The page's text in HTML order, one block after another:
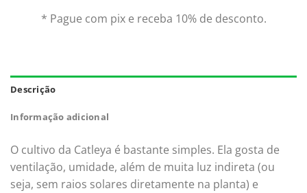
* Pague com pix e receba 10% de desconto.
Descrição
Informação adicional
O cultivo da Catleya é bastante simples. Ela gosta de
ventilação, umidade, além de muita luz indireta (ou
seja, sem raios solares diretamente na planta) e